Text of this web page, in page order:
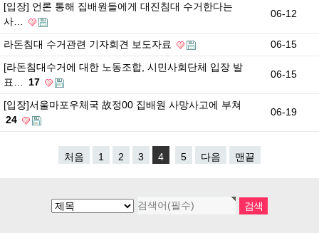
[입장] 언론 통해 집배원들에게 대진침대 수거한다는
사…
06-12
라돈침대 수거관련 기자회견 보도자료
06-15
[라돈침대수거에 대한 노동조합, 시민사회단체 입장 발
표…
17
06-15
[입장]서울마포우체국 故정00 집배원 사망사고에 부쳐
24
06-19
처음 1 2 3 4 5 다음 맨끝